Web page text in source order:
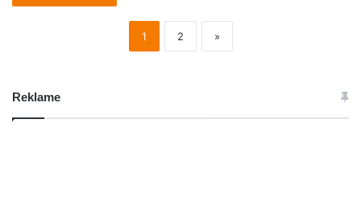
1 2 »
Reklame